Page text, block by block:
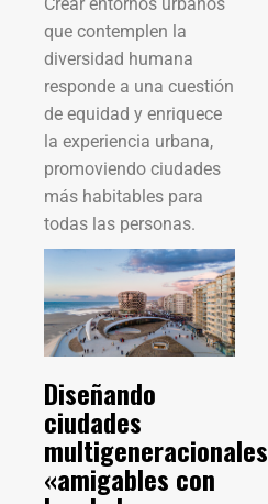
Crear entornos urbanos
que contemplen la
diversidad humana
responde a una cuestión
de equidad y enriquece
la experiencia urbana,
promoviendo ciudades
más habitables para
todas las personas.
Diseñando
ciudades
multigeneracionales
«amigables con